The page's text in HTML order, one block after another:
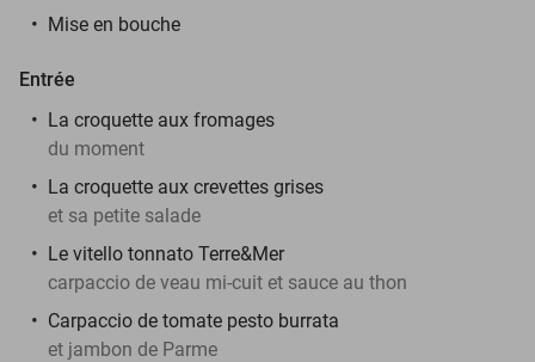
Mise en bouche
Entrée
La croquette aux fromages
du moment
La croquette aux crevettes grises
et sa petite salade
Le vitello tonnato Terre&Mer
carpaccio de veau mi-cuit et sauce au thon
Carpaccio de tomate pesto burrata
et jambon de Parme